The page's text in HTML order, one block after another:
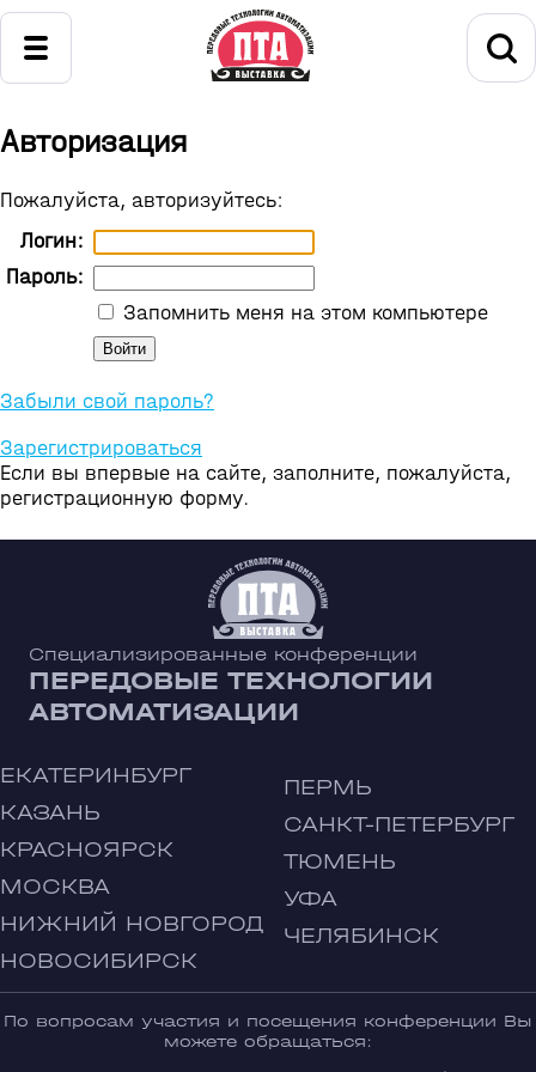
Авторизация
Пожалуйста, авторизуйтесь:
Логин:
Пароль:
Запомнить меня на этом компьютере
Забыли свой пароль?
Зарегистрироваться
Если вы впервые на сайте, заполните, пожалуйста,
регистрационную форму.
Специализированные конференции
ПЕРЕДОВЫЕ ТЕХНОЛОГИИ
АВТОМАТИЗАЦИИ
ЕКАТЕРИНБУРГ
КАЗАНЬ
КРАСНОЯРСК
МОСКВА
НИЖНИЙ НОВГОРОД
НОВОСИБИРСК
ПЕРМЬ
САНКТ-ПЕТЕРБУРГ
ТЮМЕНЬ
УФА
ЧЕЛЯБИНСК
По вопросам участия и посещения конференции Вы
можете обращаться: